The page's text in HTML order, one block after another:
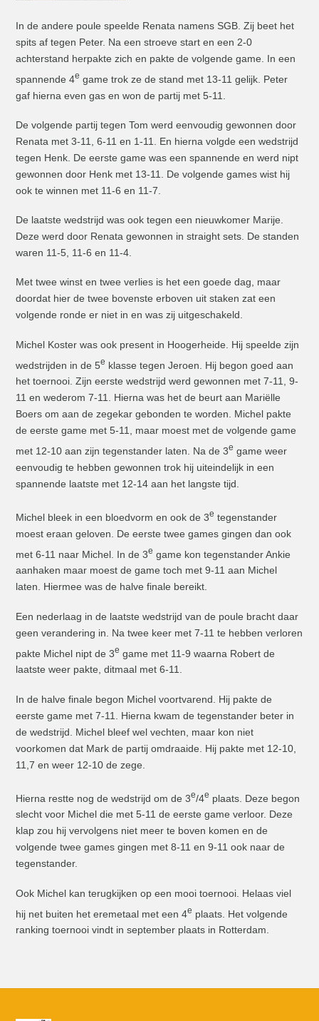
In de andere poule speelde Renata namens SGB. Zij beet het
spits af tegen Peter. Na een stroeve start en een 2-0
achterstand herpakte zich en pakte de volgende game. In een
spannende 4e game trok ze de stand met 13-11 gelijk. Peter
gaf hierna even gas en won de partij met 5-11.
De volgende partij tegen Tom werd eenvoudig gewonnen door
Renata met 3-11, 6-11 en 1-11. En hierna volgde een wedstrijd
tegen Henk. De eerste game was een spannende en werd nipt
gewonnen door Henk met 13-11. De volgende games wist hij
ook te winnen met 11-6 en 11-7.
De laatste wedstrijd was ook tegen een nieuwkomer Marije.
Deze werd door Renata gewonnen in straight sets. De standen
waren 11-5, 11-6 en 11-4.
Met twee winst en twee verlies is het een goede dag, maar
doordat hier de twee bovenste erboven uit staken zat een
volgende ronde er niet in en was zij uitgeschakeld.
Michel Koster was ook present in Hoogerheide. Hij speelde zijn
wedstrijden in de 5e klasse tegen Jeroen. Hij begon goed aan
het toernooi. Zijn eerste wedstrijd werd gewonnen met 7-11, 9-
11 en wederom 7-11. Hierna was het de beurt aan Mariëlle
Boers om aan de zegekar gebonden te worden. Michel pakte
de eerste game met 5-11, maar moest met de volgende game
met 12-10 aan zijn tegenstander laten. Na de 3e game weer
eenvoudig te hebben gewonnen trok hij uiteindelijk in een
spannende laatste met 12-14 aan het langste tijd.
Michel bleek in een bloedvorm en ook de 3e tegenstander
moest eraan geloven. De eerste twee games gingen dan ook
met 6-11 naar Michel. In de 3e game kon tegenstander Ankie
aanhaken maar moest de game toch met 9-11 aan Michel
laten. Hiermee was de halve finale bereikt.
Een nederlaag in de laatste wedstrijd van de poule bracht daar
geen verandering in. Na twee keer met 7-11 te hebben verloren
pakte Michel nipt de 3e game met 11-9 waarna Robert de
laatste weer pakte, ditmaal met 6-11.
In de halve finale begon Michel voortvarend. Hij pakte de
eerste game met 7-11. Hierna kwam de tegenstander beter in
de wedstrijd. Michel bleef wel vechten, maar kon niet
voorkomen dat Mark de partij omdraaide. Hij pakte met 12-10,
11,7 en weer 12-10 de zege.
Hierna restte nog de wedstrijd om de 3e/4e plaats. Deze begon
slecht voor Michel die met 5-11 de eerste game verloor. Deze
klap zou hij vervolgens niet meer te boven komen en de
volgende twee games gingen met 8-11 en 9-11 ook naar de
tegenstander.
Ook Michel kan terugkijken op een mooi toernooi. Helaas viel
hij net buiten het eremetaal met een 4e plaats. Het volgende
ranking toernooi vindt in september plaats in Rotterdam.